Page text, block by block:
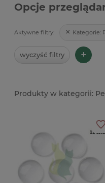
Opcje
Aktywne filtry: Kategorie:
wyczyść filtry +